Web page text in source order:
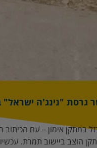
גרסת "נינג'ה ישראל"
במתקן אימון – עם הכיתוב
הוצב ביישוב תמרת.